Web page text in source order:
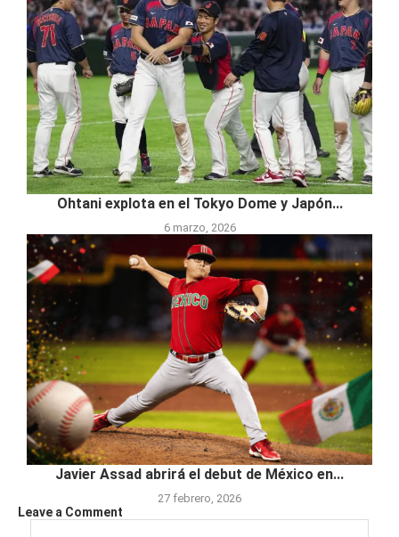
Ohtani explota en el Tokyo Dome y Japón...
6 marzo, 2026
Javier Assad abrirá el debut de México en...
27 febrero, 2026
Leave a Comment